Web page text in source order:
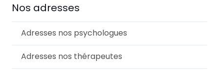
Nos adresses
Adresses nos psychologues
Adresses nos thérapeutes